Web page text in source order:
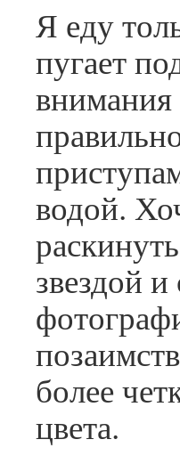
Я еду
пугает
внимания
водой.
звездой
более
цвета.